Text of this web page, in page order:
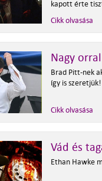
kapott érte
Cikk olvasása
Nagy
Brad Pitt-nek
így is szeretjük!
Cikk olvasása
Vád és
Ethan Hawke